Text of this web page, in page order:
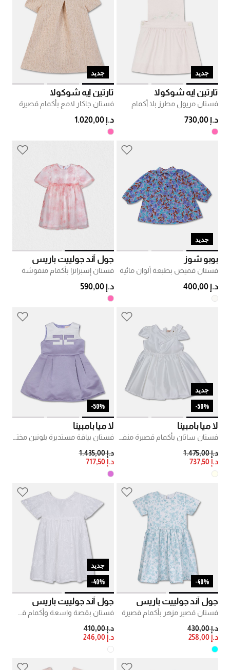
جديد
تارتين إيه شوكولا
فستان مريول مطرز بلا أكمام
د.إ 730,00
جديد
تارتين إيه شوكولا
فستان جاكار لامع بأكمام قصيرة
د.إ 1.020,00
جديد
بوبو شوز
فستان قميص بطبعة ألوان مائية
د.إ 400,00
جول آند جولييت باريس
فستان إسبرانزا بأكمام منفوشة
د.إ 590,00
جديد
50%-
لا ميا بامبينا
PRICE REDUCED FROM
د.إ 1.475,00
TO
د.إ 737,50
50%-
لا ميا بامبينا
PRICE REDUCED FROM
د.إ 1.435,00
TO
د.إ 717,50
40%-
جول آند جولييت باريس
فستان قصير مزهر بأكمام قصيرة
PRICE REDUCED FROM
د.إ 430,00
TO
د.إ 258,00
جديد
40%-
جول آند جولييت باريس
PRICE REDUCED FROM
د.إ 410,00
TO
د.إ 246,00